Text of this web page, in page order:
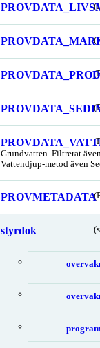
Grundvatten. Filtrerat
Vattendjup-metod även
PROVMETADATA
styrdok